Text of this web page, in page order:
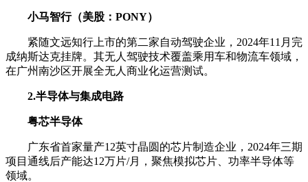
小马智行（美股：PONY）
紧随文远知行上市的第二家自动驾驶企业，2024年11月完
成纳斯达克挂牌。其无人驾驶技术覆盖乘用车和物流车领域，
在广州南沙区开展全无人商业化运营测试。
2.半导体与集成电路
粤芯半导体
广东省首家量产12英寸晶圆的芯片制造企业，2024年三期
项目通线后产能达12万片/月，聚焦模拟芯片、功率半导体等
领域。